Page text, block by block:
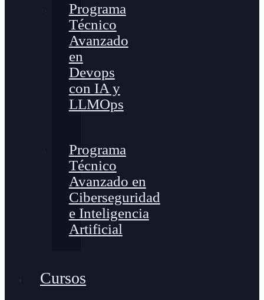
Programa
Técnico
Avanzado
en
Devops
con IA y
LLMOps
Programa
Técnico
Avanzado en
Ciberseguridad
e Inteligencia
Artificial
Cursos